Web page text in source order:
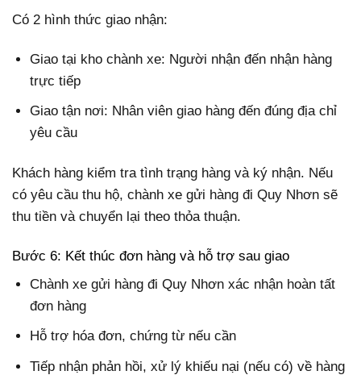
Có 2 hình thức giao nhận:
Giao tại kho chành xe: Người nhận đến nhận hàng
trực tiếp
Giao tận nơi: Nhân viên giao hàng đến đúng địa chỉ
yêu cầu
Khách hàng kiểm tra tình trạng hàng và ký nhận. Nếu
có yêu cầu thu hộ, chành xe gửi hàng đi Quy Nhơn sẽ
thu tiền và chuyển lại theo thỏa thuận.
Bước 6: Kết thúc đơn hàng và hỗ trợ sau giao
Chành xe gửi hàng đi Quy Nhơn xác nhận hoàn tất
đơn hàng
Hỗ trợ hóa đơn, chứng từ nếu cần
Tiếp nhận phản hồi, xử lý khiếu nại (nếu có) về hàng